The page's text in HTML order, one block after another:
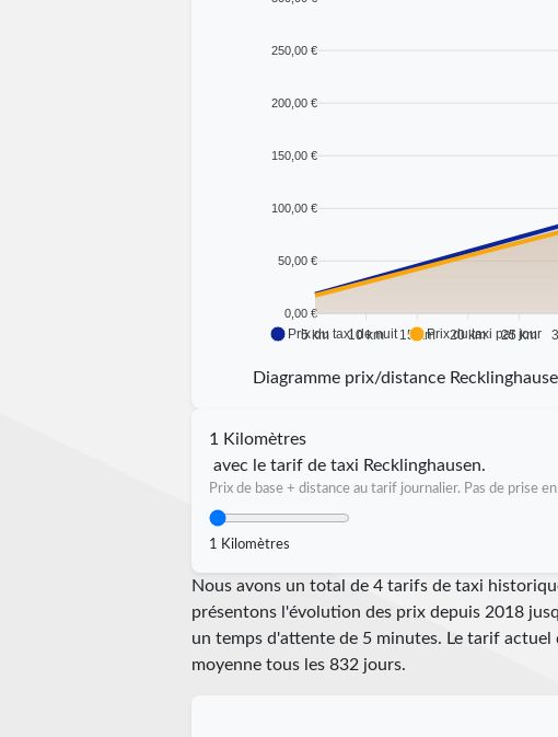
250,00 €
200,00 €
150,00 €
100,00 €
50,00 €
0,00 €
5 km 10 km 15 km 20 km 25 km
Prix du taxi de nuit Prix du taxi par jour
Diagramme prix/distance
1 Kilomètres
avec le tarif de taxi Recklinghausen.
Prix de base + distance au tarif journalier. Pas de prise
1 Kilomètres
Nous avons un total de 4 tarifs de taxi
présentons l'évolution des prix depuis 2018
un temps d'attente de 5 minutes. Le tarif actuel
moyenne tous les 832 jours.